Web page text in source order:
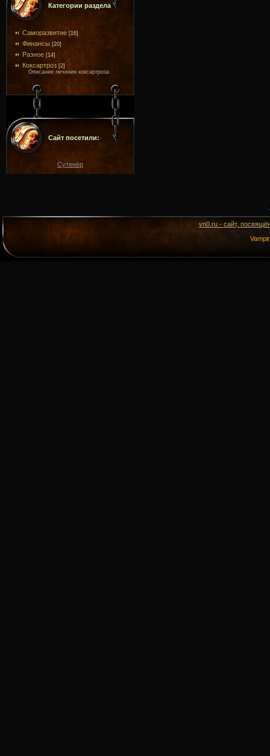
Категории раздела
Саморазвитие [16]
Финансы [20]
Разное [14]
Коксартроз [2]
Описание лечения коксартроза
Сайт посетили:
Сутенёр
vn0.ru - сайт,